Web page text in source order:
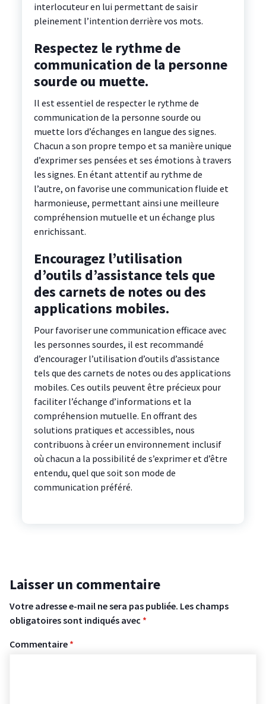
interlocuteur en lui permettant de saisir
pleinement l’intention derrière vos mots.
Respectez le rythme de
communication de la personne
sourde ou muette.
Il est essentiel de respecter le rythme de
communication de la personne sourde ou
muette lors d’échanges en langue des signes.
Chacun a son propre tempo et sa manière unique
d’exprimer ses pensées et ses émotions à travers
les signes. En étant attentif au rythme de
l’autre, on favorise une communication fluide et
harmonieuse, permettant ainsi une meilleure
compréhension mutuelle et un échange plus
enrichissant.
Encouragez l’utilisation
d’outils d’assistance tels que
des carnets de notes ou des
applications mobiles.
Pour favoriser une communication efficace avec
les personnes sourdes, il est recommandé
d’encourager l’utilisation d’outils d’assistance
tels que des carnets de notes ou des applications
mobiles. Ces outils peuvent être précieux pour
faciliter l’échange d’informations et la
compréhension mutuelle. En offrant des
solutions pratiques et accessibles, nous
contribuons à créer un environnement inclusif
où chacun a la possibilité de s’exprimer et d’être
entendu, quel que soit son mode de
communication préféré.
Laisser un commentaire
Votre adresse e-mail ne sera pas publiée. Les champs
obligatoires sont indiqués avec *
Commentaire *